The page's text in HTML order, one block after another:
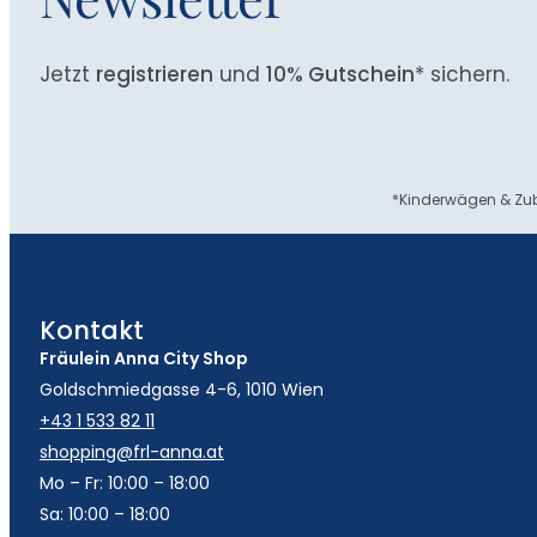
Jetzt registrieren und 10% Gutschein* sichern.
*Kinderwägen &
Kontakt
Fräulein Anna City Shop
Goldschmiedgasse 4-6, 1010 Wien
+43 1 533 82 11
shopping@frl-anna.at
Mo – Fr: 10:00 – 18:00
Sa: 10:00 – 18:00